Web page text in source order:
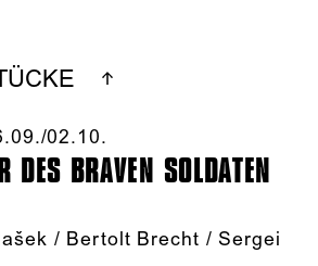
​02.10.​
DES BRAVEN SOLDATEN
/ Bertolt Brecht / Sergei